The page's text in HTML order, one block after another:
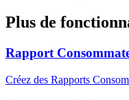
Plus de
Rapport
Créez des Rapports